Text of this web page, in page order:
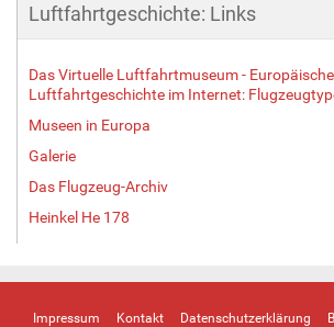
Luftfahrtgeschichte: Links
Das Virtuelle Luftfahrtmuseum - Europäische
Luftfahrtgeschichte im Internet:
Museen in Europa
Galerie
Das Flugzeug-Archiv
Heinkel He 178
Impressum Kontakt Datenschutzerklärung